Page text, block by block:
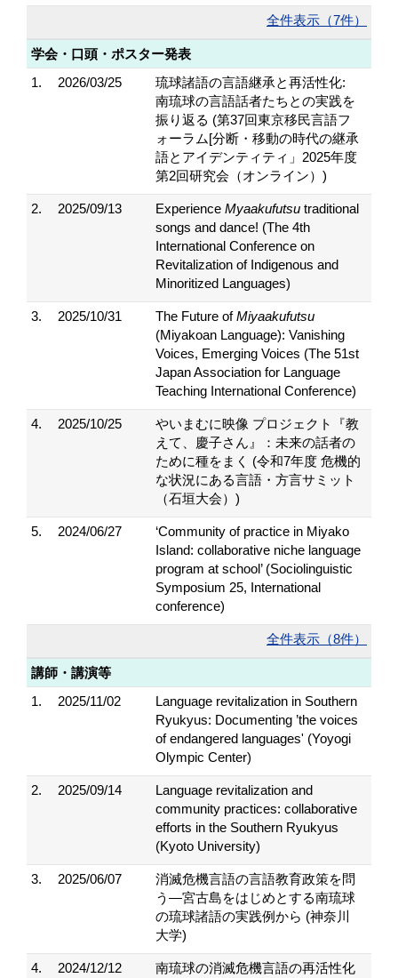
全件表示（7件）
学会・口頭・ポスター発表
1.
2026/03/25
琉球諸語の言語継承と再活性化:
南琉球の言語話者たちとの実践を
振り返る (第37回東京移民言語フ
ォーラム[分断・移動の時代の継承
語とアイデンティティ」2025年度
第2回研究会（オンライン）)
2. 2025/09/13 Experience Myaakufutsu traditional
songs and dance! (The 4th
International Conference on
Revitalization of Indigenous and
Minoritized Languages)
3. 2025/10/31 The Future ofMiyaakufutsu
(Miyakoan Language): Vanishing
Voices, Emerging Voices (The 51st
Japan Association for Language
Teaching International Conference)
4. 2025/10/25
やいまむに映像 プロジェクト『教
えて、慶子さん』：未来の話者の
ために種をまく (令和7年度 危機的
な状況にある言語・方言サミット
（石垣大会）)
5. 2024/06/27
‘Community of practice in Miyako
Island: collaborative niche language
program at school’ (Sociolinguistic
Symposium 25, International
conference)
全件表示（8件）
講師・講演等
1.
2025/11/02
Language revitalization in Southern
Ryukyus: Documenting ’the voices
of endangered languages' (Yoyogi
Olympic Center)
2. 2025/09/14
Language revitalization and
community practices: collaborative
efforts in the Southern Ryukyus
(Kyoto University)
3. 2025/06/07
消滅危機言語の言語教育政策を問
う―宮古島をはじめとする南琉球
の琉球諸語の実践例から (神奈川
大学)
4. 2024/12/12
南琉球の消滅危機言語の再活性化